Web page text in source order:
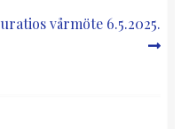
vårmöte 6.5.2025.